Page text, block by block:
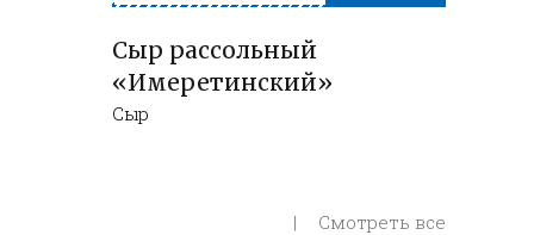
Сыр рассольный
«Имеретинский»
Сыр
Смотреть все